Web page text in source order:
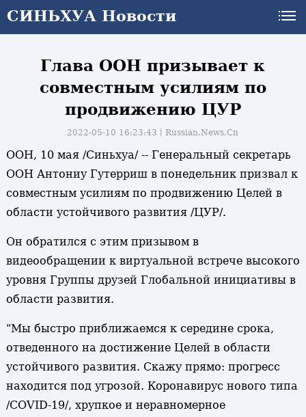
СИНЬХУА Новости
СИНЬХУА Новости
Глава ООН призывает к
совместным усилиям по
продвижению ЦУР
2022-05-10 16:23:43丨Russian.News.Cn
ООН, 10 мая /Синьхуа/ -- Генеральный секретарь
ООН Антониу Гутерриш в понедельник призвал к
совместным усилиям по продвижению Целей в
области устойчивого развития /ЦУР/.
Он обратился с этим призывом в
видеообращении к виртуальной встрече высокого
уровня Группы друзей Глобальной инициативы в
области развития.
"Мы быстро приближаемся к середине срока,
отведенного на достижение Целей в области
устойчивого развития. Скажу прямо: прогресс
находится под угрозой. Коронавирус нового типа
/COVID-19/, хрупкое и неравномерное